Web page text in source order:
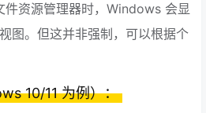
件资源管理器时，Windows 会显
图。但这并非强制，可以根据个
10/11 为例）：